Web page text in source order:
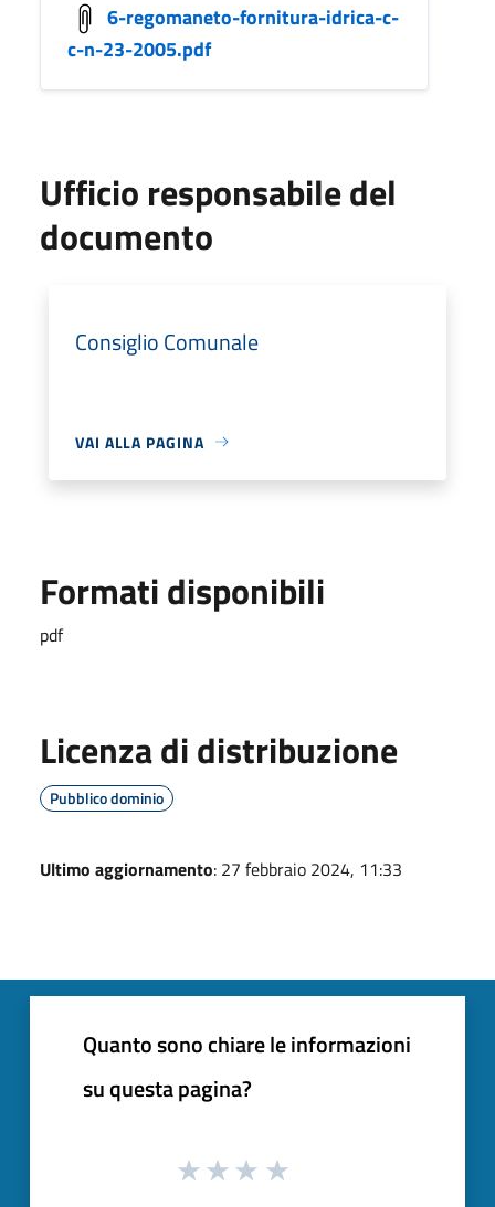
6-regomaneto-fornitura-idrica-c-
c-n-23-2005.pdf
Ufficio responsabile del
documento
Consiglio Comunale
VAI ALLA PAGINA
Formati disponibili
pdf
Licenza di distribuzione
Pubblico dominio
Ultimo aggiornamento: 27 febbraio 2024, 11:33
Quanto sono chiare le informazioni
su questa pagina?